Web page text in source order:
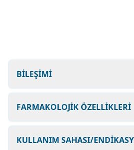
BİLEŞİMİ
FARMAKOLOJİK ÖZELLİKLERİ
KULLANIM SAHASI/